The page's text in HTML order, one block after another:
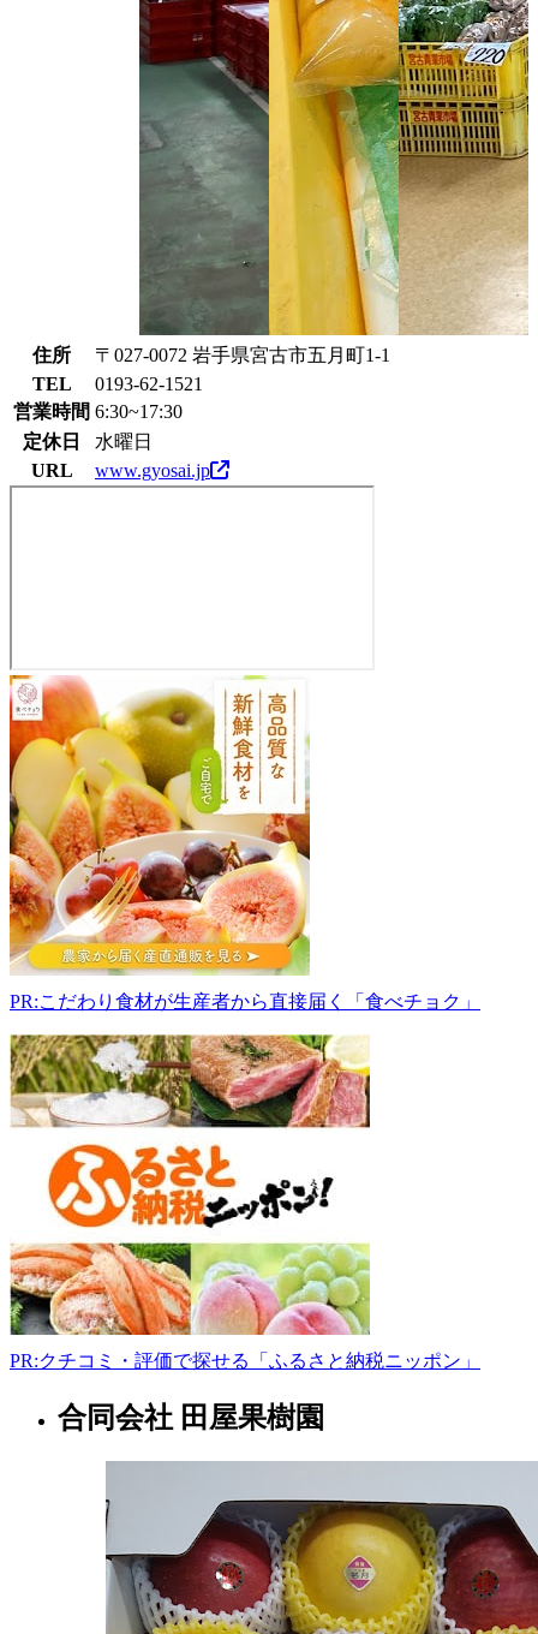
住所
〒027-0072 岩手県宮古市五月町1-1
TEL
0193-62-1521
営業時間 6:30~17:30
定休日
水曜日
URL
www.gyosai.jp
宮
古
市
魚
菜
市
場
027-
0072
岩
手
県
宮
古
市
五
月
町
1-
0193-
www.gyosai.jp
6:30-
17:30
水
曜
日
PR:こだわり食材が生産者から直接届く「食べチョク」
PR:クチコミ・評価で探せる「ふるさと納税ニッポン」
岩
合同会社 田屋果樹園